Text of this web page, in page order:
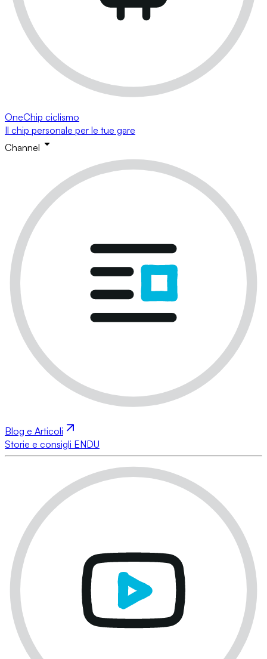
OneChip ciclismo
Il chip personale per le tue gare
Channel
Blog e Articoli
Storie e consigli ENDU